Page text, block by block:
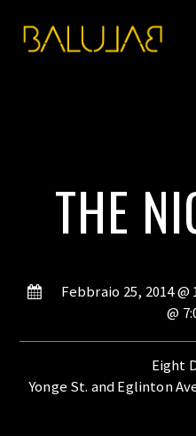
THE
Febbraio 25, 2014 @
@
Eight
Yonge St. and Eglinton